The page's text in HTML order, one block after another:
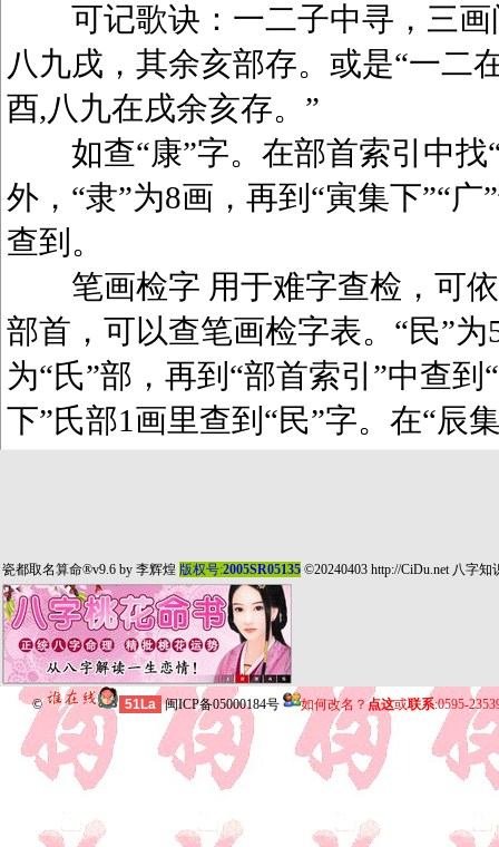
可记歌诀：一二子中寻，三画
八九戌，其余亥部存。或是“一二
酉,八九在戌余亥存。”
如查“康”字。在部首索引中找“
外，“隶”为8画，再到“寅集下”“
查到。
笔画检字 用于难字查检，可依
部首，可以查笔画检字表。“民”
为“氏”部，再到“部首索引”中查到
下”氏部1画里查到“民”字。在“辰
瓷都取名算命®v9.6 by 李辉煌 版权号:2005SR05135 ©20240403 http://CiDu.net 八字知
© 51La 闽ICP备05000184号 如何改名？点这或联系:0595-